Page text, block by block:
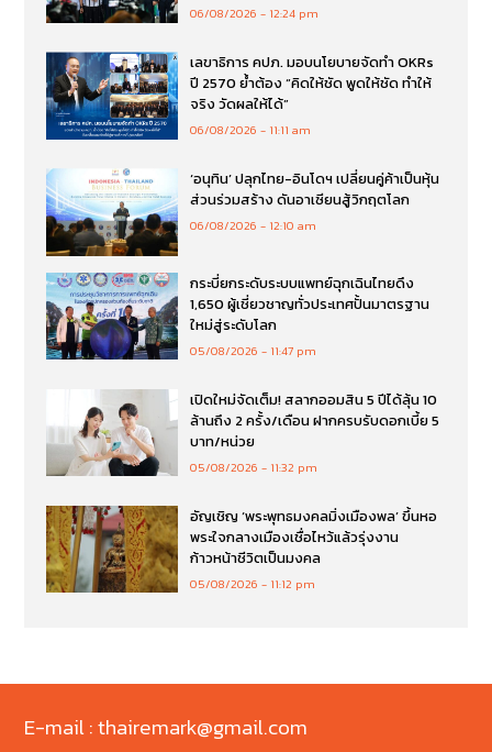
06/08/2026 12:24 pm
เลขาธิการ คปภ. มอบนโยบายจัดทำ OKRs
ปี 2570 ย้ำต้อง “คิดให้ชัด พูดให้ชัด ทำให้
จริง วัดผลให้ได้”
06/08/2026 11:11 am
‘อนุทิน’ ปลุกไทย-อินโดฯ เปลี่ยนคู่ค้าเป็นหุ้น
ส่วนร่วมสร้าง ดันอาเซียนสู้วิกฤตโลก
06/08/2026 12:10 am
กระบี่ยกระดับระบบแพทย์ฉุกเฉินไทยดึง
1,650 ผู้เชี่ยวชาญทั่วประเทศปั้นมาตรฐาน
ใหม่สู่ระดับโลก
05/08/2026 11:47 pm
เปิดใหม่จัดเต็ม! สลากออมสิน 5 ปีได้ลุ้น 10
ล้านถึง 2 ครั้ง/เดือน ฝากครบรับดอกเบี้ย 5
บาท/หน่วย
05/08/2026 11:32 pm
อัญเชิญ ‘พระพุทธมงคลมิ่งเมืองพล’ ขึ้นหอ
พระใจกลางเมืองเชื่อไหว้แล้วรุ่งงาน
ก้าวหน้าชีวิตเป็นมงคล
05/08/2026 11:12 pm
E-mail : thairemark@gmail.com